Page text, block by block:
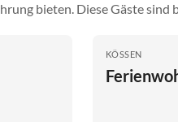
bieten. Diese Gäste sind
KÖSSEN